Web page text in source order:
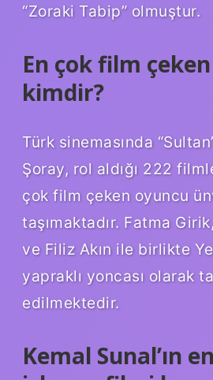
“Zoraki Tabip” olmuştur.
En çok film
kimdir?
Türk sinemasında
Şoray, rol aldığı 222
çok film çeken oyuncu
taşımaktadır. Fatma
ve Filiz Akın ile birlikte
yapraklı yoncası olarak
edilmektedir.
Kemal Sunal’ın